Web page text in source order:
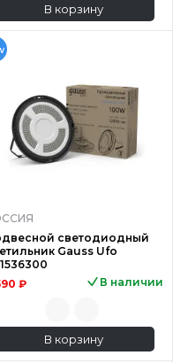
В корзину
светодиодный
Gauss Ufo
₽
В наличии
В корзину